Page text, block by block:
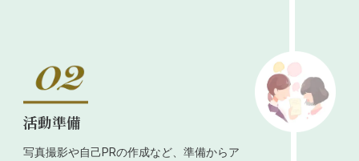
活動準備
写真撮影や自己PRの作成など、準備からア